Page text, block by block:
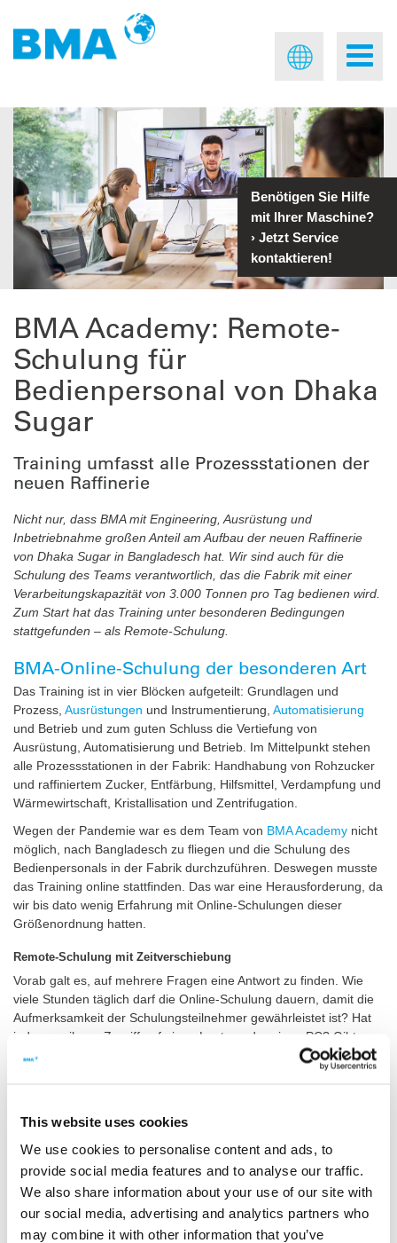
This website uses cookies
We use cookies to personalise content and ads, to
provide social media features and to analyse our traffic.
We also share information about your use of our site with
our social media, advertising and analytics partners who
may combine it with other information that you’ve
BMA Academy: Remote-
Schulung für
Bedienpersonal von Dhaka
Sugar
Training umfasst alle Prozessstationen der
neuen Raffinerie
Nicht nur, dass BMA mit Engineering, Ausrüstung und
Inbetriebnahme großen Anteil am Aufbau der neuen Raffinerie
von Dhaka Sugar in Bangladesch hat. Wir sind auch für die
Schulung des Teams verantwortlich, das die Fabrik mit einer
Verarbeitungskapazität von 3.000 Tonnen pro Tag bedienen wird.
Zum Start hat das Training unter besonderen Bedingungen
stattgefunden – als Remote-Schulung.
BMA-Online-Schulung der besonderen Art
Das Training ist in vier Blöcken aufgeteilt: Grundlagen und
Prozess, Ausrüstungen und Instrumentierung, Automatisierung
und Betrieb und zum guten Schluss die Vertiefung von
Ausrüstung, Automatisierung und Betrieb. Im Mittelpunkt stehen
alle Prozessstationen in der Fabrik: Handhabung von Rohzucker
und raffiniertem Zucker, Entfärbung, Hilfsmittel, Verdampfung und
Wärmewirtschaft, Kristallisation und Zentrifugation.
Wegen der Pandemie war es dem Team von BMA Academy nicht
möglich, nach Bangladesch zu fliegen und die Schulung des
Bedienpersonals in der Fabrik durchzuführen. Deswegen musste
das Training online stattfinden. Das war eine Herausforderung, da
wir bis dato wenig Erfahrung mit Online-Schulungen dieser
Größenordnung hatten.
Remote-Schulung mit Zeitverschiebung
Vorab galt es, auf mehrere Fragen eine Antwort zu finden. Wie
viele Stunden täglich darf die Online-Schulung dauern, damit die
Aufmerksamkeit der Schulungsteilnehmer gewährleistet ist? Hat
jeder von ihnen Zugriff auf einen Laptop oder einen PC? Gibt es
eine stabile Internetverbindung? Wie gehen wir mit der
fünfstündigen Zeitverschiebung um? Und wie können wir
Entschluss, dass Training zwei Wochen lang an jeweils drei Tagen
von 7 bis 12 Uhr deutscher Zeit anzubieten – das entspricht 12
bis 17 Uhr in Bangladesch. Bereits im Vorfeld hatten wir die
Präsentationen für die BMA-Online-Schulung per Mail versendet,
sodass sie allen zum Schulungsstart vorlagen.
Benötigen Sie Hilfe
mit Ihrer Maschine?
› Jetzt Service
kontaktieren!